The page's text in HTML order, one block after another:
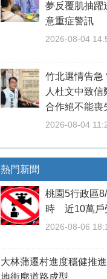
夢反覆肌抽
意重症警訊
2026-08-04
竹北選情告
人杜文中致信
合作絕不能喪
2026-08-04
熱門新聞
桃園5行政區
時 近10萬戶
2026-08-06
大林蒲遷村進度穩健推
地街廓道路成型